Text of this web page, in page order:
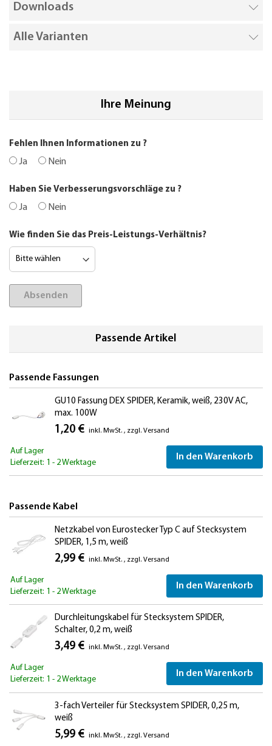
Downloads
Alle Varianten
Ihre Meinung
Fehlen Ihnen Informationen zu ?
Ja Nein
Haben Sie Verbesserungsvorschläge zu ?
Ja Nein
Wie finden Sie das Preis-Leistungs-Verhältnis?
Absenden
Passende Artikel
Passende Fassungen
GU10 Fassung DEX SPIDER, Keramik, weiß, 230V AC,
max. 100W
1,20 € inkl. MwSt. , zzgl. Versand
Auf Lager
Lieferzeit: 1 - 2 Werktage
In den Warenkorb
Passende Kabel
Netzkabel von Eurostecker Typ C auf Stecksystem
SPIDER, 1,5 m, weiß
2,99 € inkl. MwSt. , zzgl. Versand
Auf Lager
Lieferzeit: 1 - 2 Werktage
In den Warenkorb
Durchleitungskabel für Stecksystem SPIDER,
Schalter, 0,2 m, weiß
3,49 € inkl. MwSt. , zzgl. Versand
Auf Lager
Lieferzeit: 1 - 2 Werktage
In den Warenkorb
3-fach Verteiler für Stecksystem SPIDER, 0,25 m,
weiß
5,99 € inkl. MwSt. , zzgl. Versand